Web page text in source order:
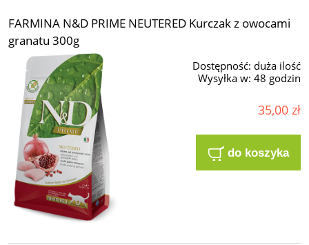
FARMINA N&D PRIME NEUTERED Kurczak z owocami
granatu 300g
Dostępność: duża ilość
Wysyłka w: 48 godzin
35,00 zł
do koszyka